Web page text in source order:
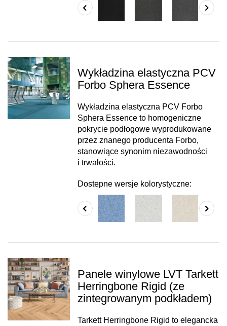
Wykładzina elastyczna PCV
Forbo Sphera Essence
Wykładzina elastyczna PCV Forbo
Sphera Essence to homogeniczne
pokrycie podłogowe wyprodukowane
przez znanego producenta Forbo,
stanowiące synonim niezawodności
i trwałości.
Dostepne wersje kolorystyczne:
Panele winylowe LVT Tarkett
Herringbone Rigid (ze
zintegrowanym podkładem)
Tarkett Herringbone Rigid to elegancka